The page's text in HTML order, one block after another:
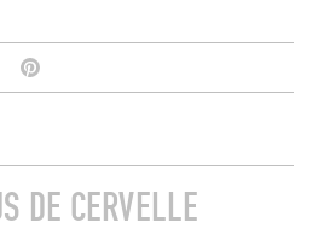
DE CERVELLE